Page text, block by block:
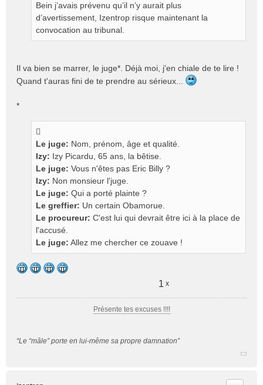
Bein j’avais prévenu qu’il n’y aurait plus
d’avertissement, Izentrop risque maintenant la
convocation au tribunal.
Il va bien se marrer, le juge*. Déjà moi, j'en chiale de te lire !
Quand t'auras fini de te prendre au sérieux...
*
Le juge: Nom, prénom, âge et qualité.
Izy: Izy Picardu, 65 ans, la bêtise.
Le juge: Vous n'êtes pas Eric Billy ?
Izy: Non monsieur l'juge.
Le juge: Qui a porté plainte ?
Le greffier: Un certain Obamorue.
Le procureur: C'est lui qui devrait être ici à la place de
l'accusé.
Le juge: Allez me chercher ce zouave !
1 x
Présente tes excuses !!!!
“Le “mâle” porte en lui-même sa propre damnation”